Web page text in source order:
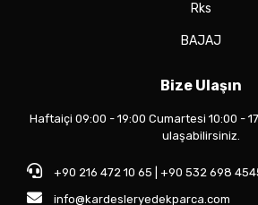
Rks
BAJAJ
Bize Ulaşın
Haftaiçi 09:00 - 19:00 Cumartesi 10:00 -
ulaşabilirsiniz.
+90 216 472 10 65 | +90 532 698
info@kardesleryedekparca.com